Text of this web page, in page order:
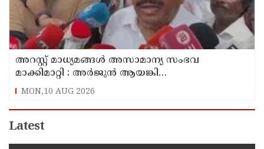
അറസ്റ്റ് മാധ്യമങ്ങൾ അസാമാന്യ സംഭവ
മാക്കിമാറ്റി : അർജുൻ ആയങ്കി
പാർട്ടിക്കാരനല്ലെന്ന് ഇപി ജയരാജൻ
MON,10 AUG 2026
Latest